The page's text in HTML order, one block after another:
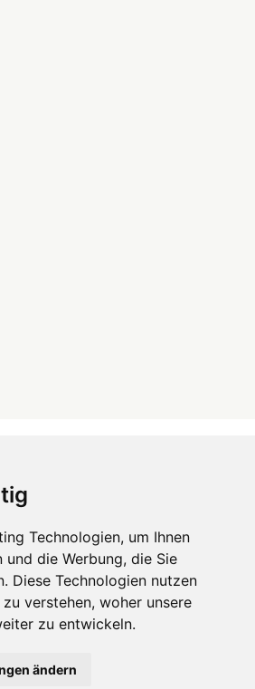
Technologien, um Ihnen
die Werbung, die Sie
Diese Technologien nutzen
verstehen, woher unsere
zu entwickeln.
ändern
die-endverbraucher.com